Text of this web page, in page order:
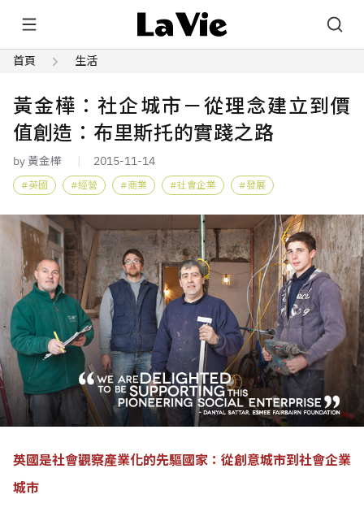
首頁 生活
黃金樺：社企城市－從理念建立到價
值創造：布里斯托的實踐之路
by 黃金樺 2015-11-14
英國 經營 商業 社會企業 發展
英國是社會觀察產業化的先驅國家：從創意城市到社會企業
城市